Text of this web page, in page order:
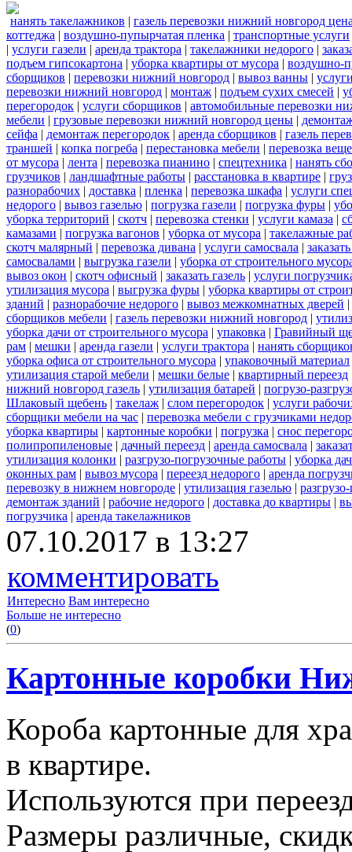
нанять такелажников | газель перевозки нижний новгород
коттеджа | воздушно-пупырчатая пленка | транспортные услуги
| услуги газели | аренда трактора | такелажники недорого |
подъем гипсокартона | уборка квартиры от мусора | воздушно-
сборщиков | перевозки нижний новгород | вывоз ванны |
перевозки нижний новгород | монтаж | подъем сухих смесей |
перегородок | услуги сборщиков | автомобильные перевозки
мебели | грузовые перевозки нижний новгород цены |
сейфа | демонтаж перегородок | аренда сборщиков | газель
траншей | копка погреба | перестановка мебели | перевозка
от мусора | лента | перевозка пианино | спецтехника | нанять
грузчиков | ландшафтные работы | расстановка в квартире |
разнорабочих | доставка | пленка | перевозка шкафа | услуги
недорого | вывоз газелью | погрузка газели | погрузка фуры |
уборка территорий | скотч | перевозка стенки | услуги камаза |
камазами | погрузка вагонов | уборка от мусора | такелажные
скотч малярный | перевозка дивана | услуги самосвала |
самосвалами | выгрузка газели | уборка от строительного
вывоз окон | скотч офисный | заказать газель | услуги
утилизация мусора | выгрузка фуры | уборка квартиры от
зданий | разнорабочие недорого | вывоз межкомнатных дверей |
сборщиков мебели | газель перевозки нижний новгород |
уборка дачи от строительного мусора | упаковка | Гравийный
рам | мешки | аренда газели | услуги трактора | нанять
уборка офиса от строительного мусора | упаковочный материал
утилизация старой мебели | мешки белые | квартирный переезд
нижний новгород газель | утилизация батарей | погрузо-
Шлаковый щебень | такелаж | слом перегородок | услуги
сборщики мебели на час | перевозка мебели с грузчиками
уборка квартиры | картонные коробки | погрузка | снос
полипропиленовые | дачный переезд | аренда самосвала |
утилизация колонки | разгрузо-погрузочные работы | уборка
оконных рам | вывоз мусора | переезд недорого | аренда
перевозку в нижнем новгороде | утилизация газелью |
демонтаж зданий | рабочие недорого | доставка до квартиры |
погрузчика | аренда такелажников
07.10.2017 в 13:27
комментировать
Интересно Вам интересно
Больше не интересно
(0)
Картонные коробки
Короба картонные для
в квартире.
Используются при
Размеры различные,